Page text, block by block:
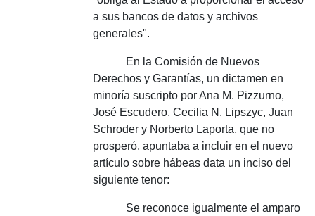
a sus bancos de datos y archivos
generales".
En la Comisión de Nuevos
Derechos y Garantías, un dictamen en
minoría suscripto por Ana M. Pizzurno,
José Escudero, Cecilia N. Lipszyc, Juan
Schroder y Norberto Laporta, que no
prosperó, apuntaba a incluir en el nuevo
artículo sobre hábeas data un inciso del
siguiente tenor:
Se reconoce igualmente el amparo